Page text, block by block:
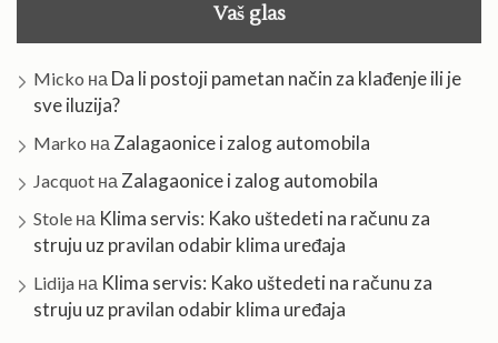
Vaš glas
Micko на Da li postoji pametan način za klađenje ili je
sve iluzija?
Marko на Zalagaonice i zalog automobila
Jacquot на Zalagaonice i zalog automobila
Stole на Klima servis: Kako uštedeti na računu za
struju uz pravilan odabir klima uređaja
Lidija на Klima servis: Kako uštedeti na računu za
struju uz pravilan odabir klima uređaja